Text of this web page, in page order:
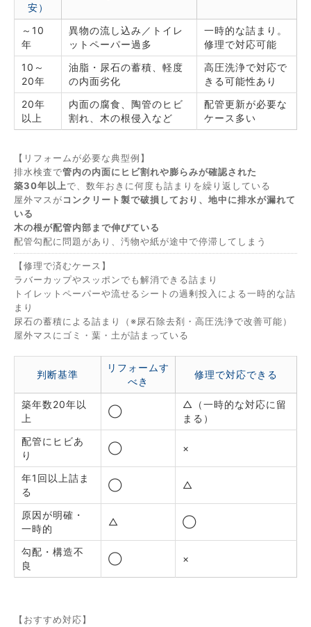
安）
～10
年
異物の流し込み／トイレ
ットペーパー過多
一時的な詰まり。
修理で対応可能
10～
20年
油脂・尿石の蓄積、軽度
の内面劣化
高圧洗浄で対応で
きる可能性あり
20年
以上
内面の腐食、陶管のヒビ
割れ、木の根侵入など
配管更新が必要な
ケース多い
【リフォームが必要な典型例】
排水検査で管内の内面にヒビ割れや膨らみが確認された
築30年以上で、数年おきに何度も詰まりを繰り返している
屋外マスがコンクリート製で破損しており、地中に排水が漏れて
いる
木の根が配管内部まで伸びている
配管勾配に問題があり、汚物や紙が途中で停滞してしまう
【修理で済むケース】
ラバーカップやスッポンでも解消できる詰まり
トイレットペーパーや流せるシートの過剰投入による一時的な詰
まり
尿石の蓄積による詰まり（※尿石除去剤・高圧洗浄で改善可能）
屋外マスにゴミ・葉・土が詰まっている
判断基準
リフォームす
べき
修理で対応できる
築年数20年以
上
◯
△（一時的な対応に留
まる）
配管にヒビあ
り
◯ ×
年1回以上詰ま
る
◯ △
原因が明確・
一時的
△ ◯
勾配・構造不
良
◯ ×
【おすすめ対応】